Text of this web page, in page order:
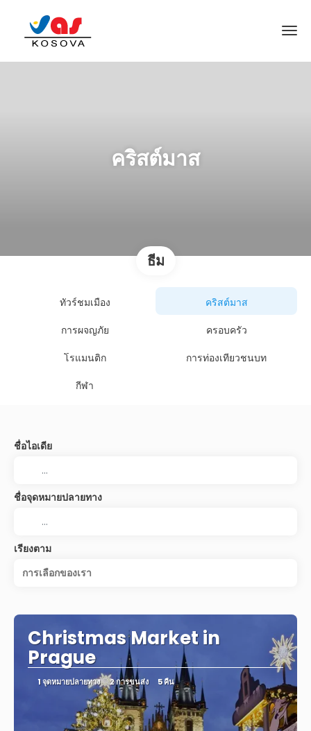
คริสต์มาส
ธีม
ทัวร์ชมเมือง
คริสต์มาส
การผจญภัย
ครอบครัว
โรแมนติก
การท่องเที่ยวชนบท
กีฬา
ชื่อไอเดีย
ชื่อจุดหมายปลายทาง
เรียงตาม
การเลือกของเรา
Christmas Market in
Prague
1 จุดหมายปลายทาง 2 การขนส่ง 5 คืน